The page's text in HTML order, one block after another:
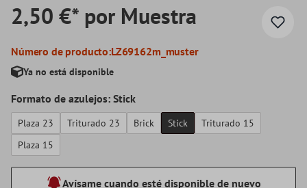
2,50 €* por Muestra
Número de producto:LZ69162m_muster
Ya no está disponible
Formato de azulejos: Stick
Plaza 23 Triturado 23 Brick Stick
Triturado 15
Plaza 15
Avísame cuando esté disponible de nuevo